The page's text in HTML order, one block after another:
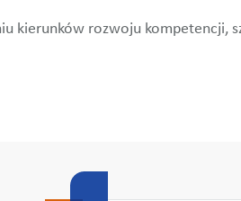
kierunków rozwoju kompetencji,